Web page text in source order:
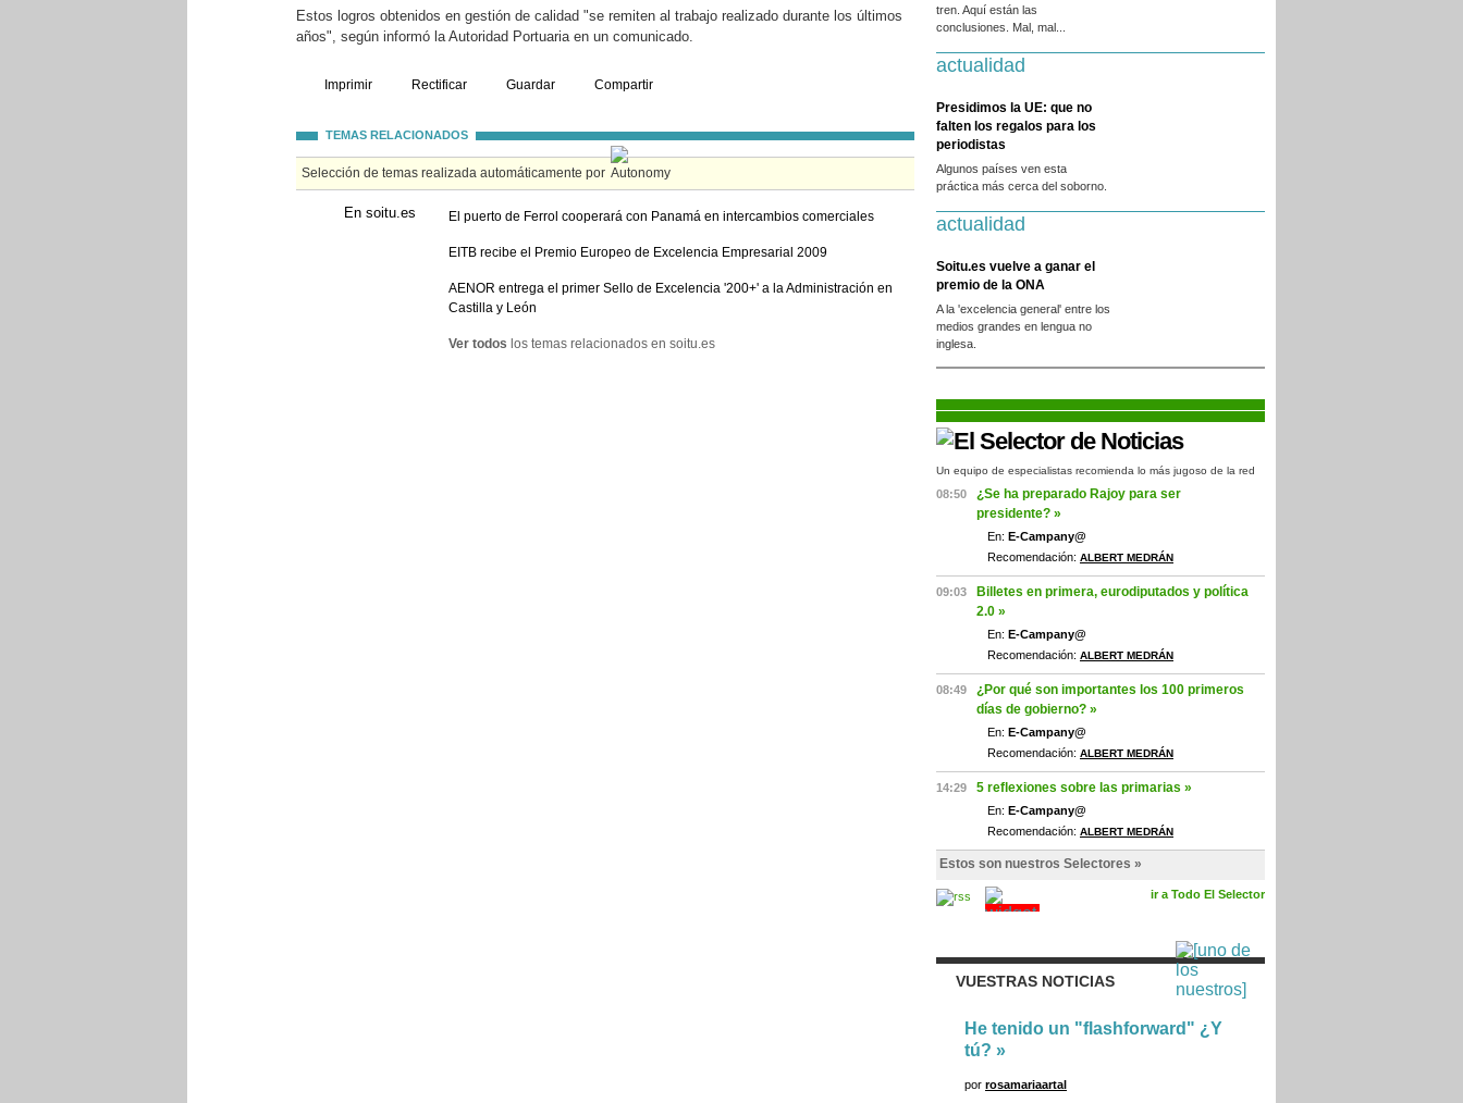
Estos logros obtenidos en gestión de calidad "se remiten al trabajo realizado durante los últimos
años", según informó la Autoridad Portuaria en un comunicado.
Imprimir Rectificar Guardar Compartir
TEMAS RELACIONADOS
Selección de temas realizada automáticamente por
En soitu.es El puerto de Ferrol cooperará con Panamá en intercambios comerciales
EITB recibe el Premio Europeo de Excelencia Empresarial 2009
AENOR entrega el primer Sello de Excelencia '200+' a la Administración en
Castilla y León
Ver todos los temas relacionados en soitu.es
tren. Aquí están las
conclusiones. Mal, mal...
actualidad
Presidimos la UE: que no
falten los regalos para los
periodistas
Algunos países ven esta
práctica más cerca del soborno.
actualidad
Soitu.es vuelve a ganar el
premio de la ONA
A la 'excelencia general' entre los
medios grandes en lengua no
inglesa.
Un equipo de especialistas recomienda lo más jugoso de la red
08:50
¿Se ha preparado Rajoy para ser
presidente? »
En: E-Campany@
Recomendación: ALBERT MEDRÁN
09:03
Billetes en primera, eurodiputados y política
2.0 »
En: E-Campany@
Recomendación: ALBERT MEDRÁN
08:49
¿Por qué son importantes los 100 primeros
días de gobierno? »
En: E-Campany@
Recomendación: ALBERT MEDRÁN
14:29 5 reflexiones sobre las primarias »
En: E-Campany@
Recomendación: ALBERT MEDRÁN
Estos son nuestros Selectores »
ir a Todo El Selector
VUESTRAS NOTICIAS
He tenido un "flashforward" ¿Y
tú? »
por rosamariaartal